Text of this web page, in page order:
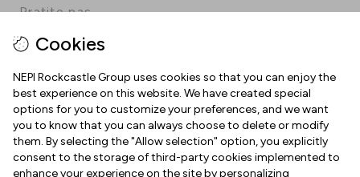
Cookies
NEPI Rockcastle Group uses cookies so that you can enjoy the
best experience on this website. We have created special
options for you to customize your preferences, and we want
you to know that you can always choose to delete or modify
them. By selecting the "Allow selection" option, you explicitly
consent to the storage of third-party cookies implemented to
enhance your experience on the site by personalizing
Pratite nas
FacebookInstagramPinterest
INFORMACIJE
Radno vrijeme
O NAMA